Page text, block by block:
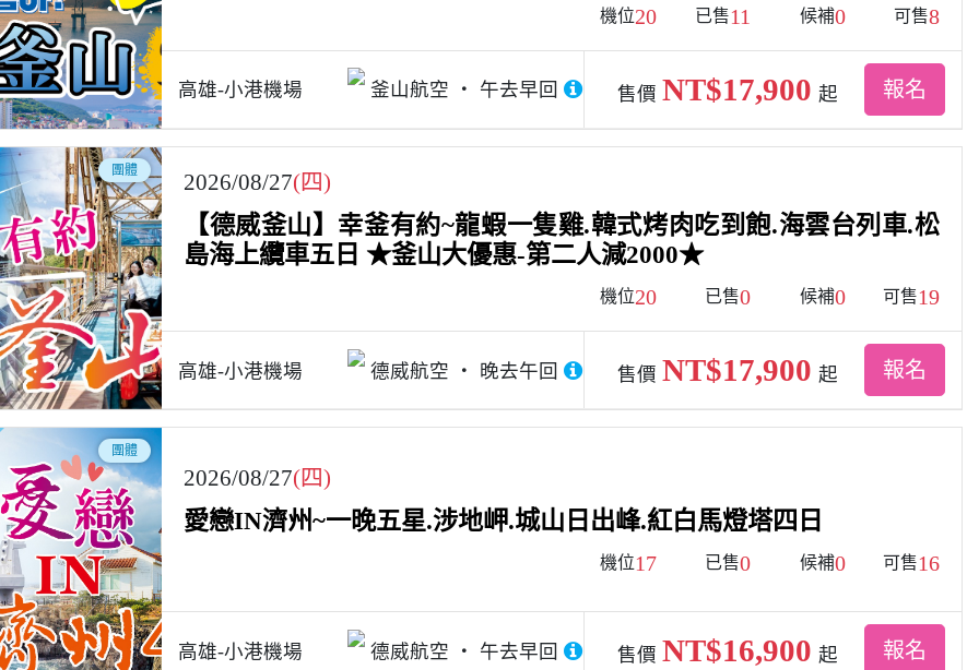
機位20 已售11 候補0 可售8
高雄-小港機場 釜山航空 午去早回 售價 NT$17,900 起 報名
團體 2026/08/27(四)
【德威釜山】幸釜有約~龍蝦一隻雞.韓式烤肉吃到飽.海雲台列車.松
島海上纜車五日 ★釜山大優惠-第二人減2000★
機位20 已售0 候補0 可售19
高雄-小港機場 德威航空 晚去午回 售價NT$17,900 起 報名
團體
2026/08/27(四)
愛戀IN濟州~一晚五星.涉地岬.城山日出峰.紅白馬燈塔四日
機位17 已售0 候補0 可售16
高雄-小港機場 德威航空 午去早回 售價NT$16,900 起 報名